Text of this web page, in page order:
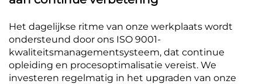
Het dagelijkse ritme van onze werkplaats wordt
ondersteund door ons ISO 9001-
kwaliteitsmanagementsysteem, dat continue
opleiding en procesoptimalisatie vereist. We
investeren regelmatig in het upgraden van onze